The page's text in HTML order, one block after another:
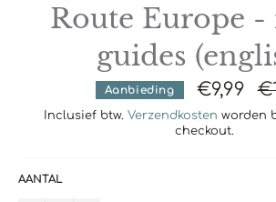
Route Europe -
guides
Aanbieding €9,99
Inclusief btw. Verzendkosten worden
checkout.
AANTAL